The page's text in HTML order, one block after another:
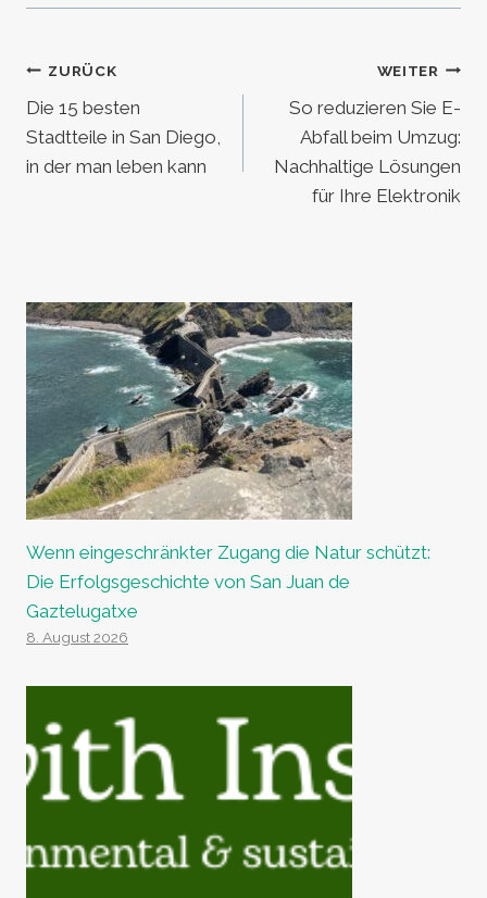
Beitragsnavigation
ZURÜCK
Die 15 besten
Stadtteile in San Diego,
in der man leben kann
WEITER
So reduzieren Sie E-
Abfall beim Umzug:
Nachhaltige Lösungen
für Ihre Elektronik
Wenn eingeschränkter Zugang die Natur schützt:
Die Erfolgsgeschichte von San Juan de
Gaztelugatxe
8. August 2026